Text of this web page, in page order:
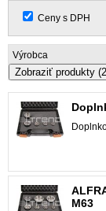
Ceny s DPH
Výrobca
Zobraziť produkty
M63